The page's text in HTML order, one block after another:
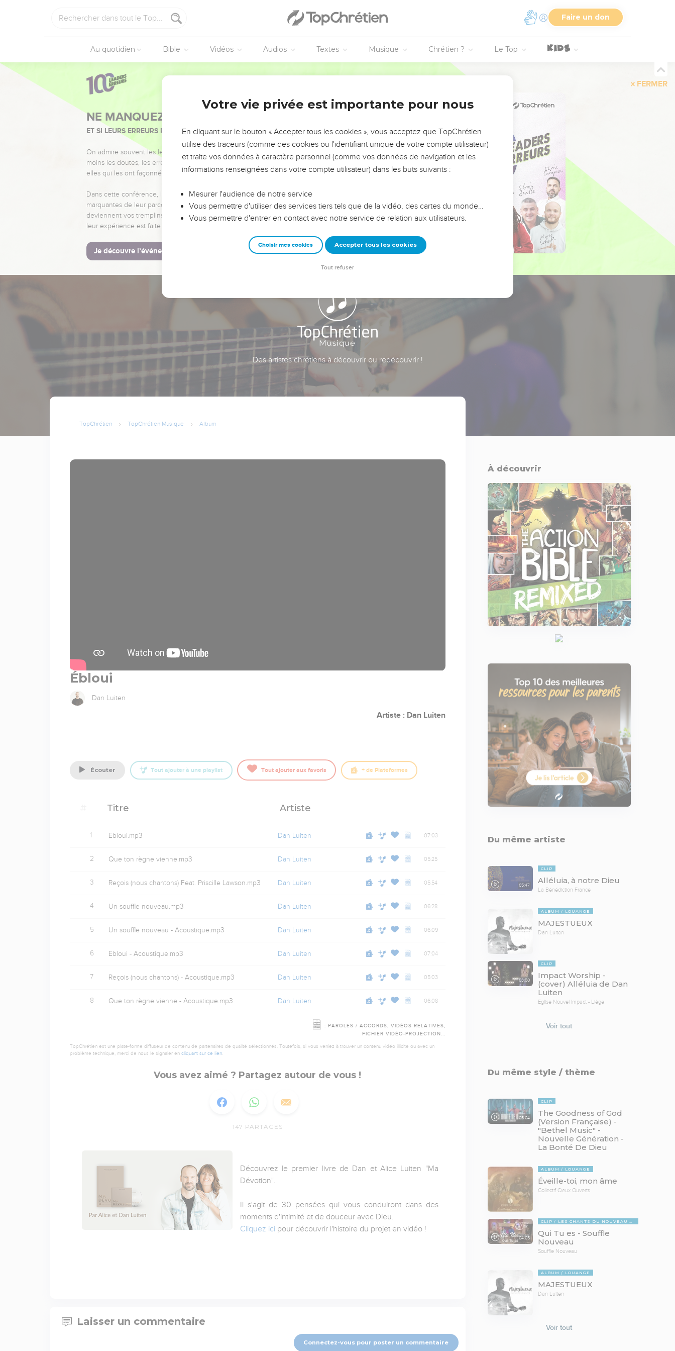
Faire un don
Au quotidien Bible Vidéos Audios Textes Musique Chrétien ? Le Top
FERMER
NE MANQUEZ PAS L’ÉVÉNEMENT DE L’ANNÉE !
ET SI LEURS ERREURS POUVAIENT VOUS ÉVITER LES VOTRES ?
On admire souvent les leaders pour leurs réussites, leur impact, leur foi ou leur vision. Mais on voit
moins les doutes, les erreurs et les saisons difficiles qu'ils ont traversés, alors même que ce sont
elles qui les ont façonnés.
Dans cette conférence, leaders, entrepreneurs, et responsables reviennent sur les erreurs
marquantes de leur parcours et les clés pour avancer avec plus de sagesse afin que leurs erreurs
deviennent vos tremplins. Que vous guidiez un ministère, une équipe, un groupe ou une famille,
leur expérience est faite pour vous.
Je découvre l’événement
Des artistes chrétiens à découvrir ou redécouvrir !
TopChrétien TopChrétien Musique Album
Ébloui
Dan Luiten
Artiste : Dan Luiten
écouter Tout ajouter à une playlist Tout ajouter aux favoris + de Plateformes
Titre Artiste
1 Ebloui.mp3 Dan Luiten 07:03
2 Que ton règne vienne.mp3 Dan Luiten 05:25
3 Reçois (nous chantons) Feat. Priscille Lawson.mp3 Dan Luiten 05:54
4 Un souffle nouveau.mp3 Dan Luiten 06:28
5 Un souffle nouveau - Acoustique.mp3 Dan Luiten 06:09
6 Ebloui - Acoustique.mp3 Dan Luiten 07:04
7 Reçois (nous chantons) - Acoustique.mp3 Dan Luiten 05:03
8 Que ton règne vienne - Acoustique.mp3 Dan Luiten 06:08
AJOUTER À UNE PLAYLISTX
: PAROLES / ACCORDS, VIDÉOS RELATIVES,
FICHIER VIDÉO-PROJECTION...
TopChrétien est une plate-forme diffuseur de contenu de partenaires de qualité sélectionnés. Toutefois, si vous veniez à trouver un contenu vidéo illicite ou avec un
problème technique, merci de nous le signaler en cliquant sur ce lien.
Vous avez aimé ? Partagez autour de vous !
147 PARTAGES
Découvrez le premier livre de Dan et Alice Luiten "Ma
Dévotion".
Il s'agit de 30 pensées qui vous conduiront dans des
moments d'intimité et de douceur avec Dieu.
Cliquez ici pour découvrir l'histoire du projet en vidéo !
Laisser un commentaire
Connectez-vous pour poster un commentaire
À découvrir
Du même artiste
05:47
CLIP
Alléluia, à notre Dieu
La Bénédiction France
ALBUM LOUANGE
MAJESTUEUX
Dan Luiten
03:50
CLIP
Impact Worship -
(cover) Alléluia de Dan
Luiten
Eglise Nouvel Impact - Liège
Voir tout
Du même style / thème
05:04
CLIP
The Goodness of God
(Version Française) -
"Bethel Music" -
Nouvelle Génération -
La Bonté De Dieu
ALBUM LOUANGE
Éveille-toi, mon âme
Collectif Cieux Ouverts
04:05
CLIP LES CHANTS DU NOUVEAU DANS L'AIR
Qui Tu es - Souffle
Nouveau
Souffle Nouveau
ALBUM LOUANGE
MAJESTUEUX
Dan Luiten
Voir tout
Votre vie privée est importante pour nous
En cliquant sur le bouton « Accepter tous les cookies », vous acceptez que TopChrétien
utilise des traceurs (comme des cookies ou l'identifiant unique de votre compte utilisateur)
et traite vos données à caractère personnel (comme vos données de navigation et les
informations renseignées dans votre compte utilisateur) dans les buts suivants :
Mesurer l'audience de notre service
Vous permettre d'utiliser des services tiers tels que de la vidéo, des cartes du monde…
Vous permettre d'entrer en contact avec notre service de relation aux utilisateurs.
Choisir mes cookies Accepter tous les cookies
Tout refuser